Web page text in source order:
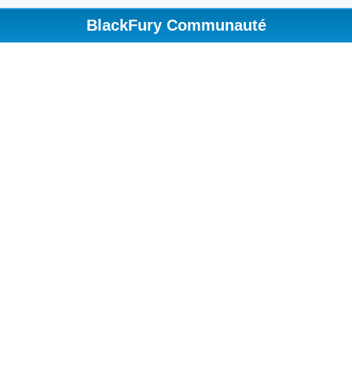
BlackFury Communauté